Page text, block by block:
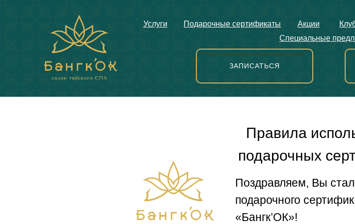
ЗАПИСАТЬСЯ
Услуги
Подарочные сертификаты
Специальные
Акции
Правила
подарочных
Поздравляем, Вы
подарочного
«Бангк’ОК»!